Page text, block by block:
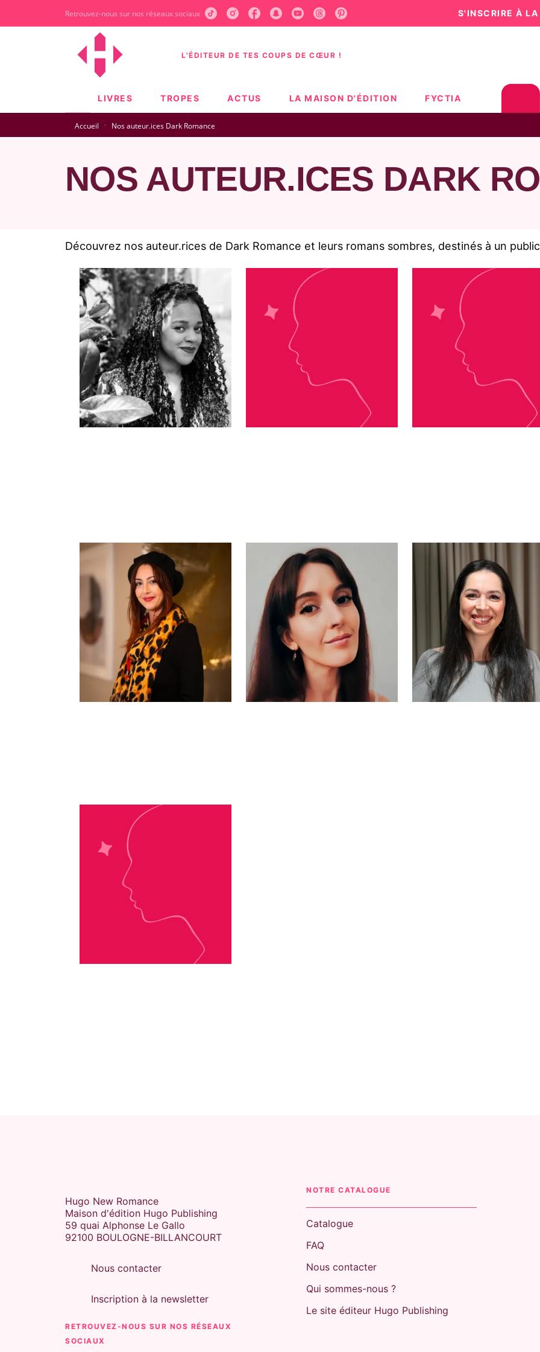
CONTENU PIED DE PAGE
Retrouvez-nous sur nos réseaux sociaux S'INSCRIRE À
L'ÉDITEUR DE TES COUPS DE CŒUR !
LIVRES TROPES ACTUS LA MAISON D'ÉDITION FYCTIA
Accueil · Nos auteur.ices Dark Romance
NOS AUTEUR.ICES DARK
Découvrez nos auteur.rices de Dark Romance et leurs romans sombres, destinés à un
Dahlia Blake Edouard de
Montchenu
Alice
Desmerveilles
Océane Ghanem
Hugo New Romance
Maison d'édition Hugo Publishing
59 quai Alphonse Le Gallo
92100 BOULOGNE-BILLANCOURT
Nous contacter
Inscription à la newsletter
RETROUVEZ-NOUS SUR NOS RÉSEAUX
SOCIAUX
NOTRE CATALOGUE
Catalogue
FAQ
Nous contacter
Qui sommes-nous ?
Le site éditeur Hugo Publishing